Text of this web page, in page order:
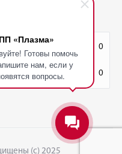
«Плазма»
Готовы помочь
нам, если у
вопросы.
0
Корзина 0
(с) 2025